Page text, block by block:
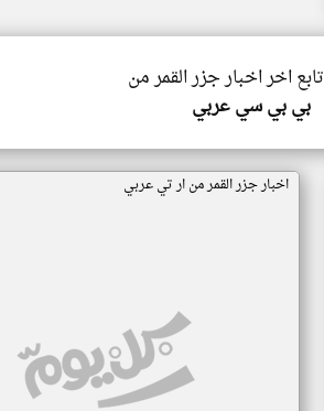
تابع اخر اخبار جزر القمر من
بي بي سي عربي
اخبار جزر القمر من ار تي عربي